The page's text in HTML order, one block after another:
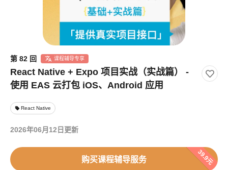
第 82 回 课程辅导专享
React Native + Expo 项目实战（实战篇） -
使用 EAS 云打包 iOS、Android 应用
local_offer React Native
2026年06月12日更新
购买课程辅导服务 39.9元